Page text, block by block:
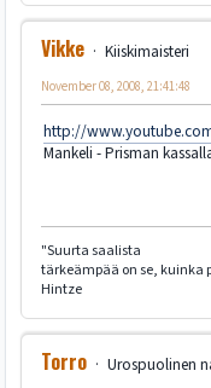
Vikke
Kiiskimaisteri
November 08, 2008, 21:41:48
http://
Mankeli - Prisman
"Suurta saalista
tärkeämpää on se, kuinka
Hintze
Torro
Urospuolinen